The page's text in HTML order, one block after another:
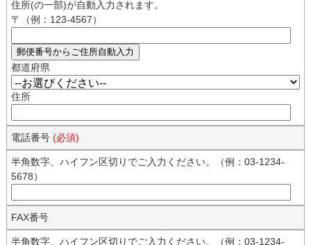
住所(の一部)が自動入力されます。
〒（例：123-4567）
都道府県
住所
電話番号 (必須)
半角数字、ハイフン区切りでご入力ください。（例：03-1234-
5678）
FAX番号
半角数字、ハイフン区切りでご入力ください。（例：03-1234-